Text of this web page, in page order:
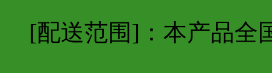
[配送范围]：本产品全